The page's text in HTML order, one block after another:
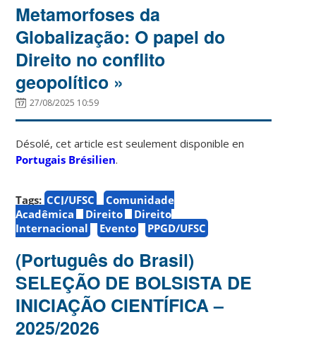
Metamorfoses da
Globalização: O papel do
Direito no conflito
geopolítico »
27/08/2025 10:59
Désolé, cet article est seulement disponible en
Portugais Brésilien.
Tags: CCJ/UFSC
Comunidade
Acadêmica
Direito
Direito
Internacional
Evento PPGD/UFSC
(Português do Brasil)
SELEÇÃO DE BOLSISTA DE
INICIAÇÃO CIENTÍFICA –
2025/2026